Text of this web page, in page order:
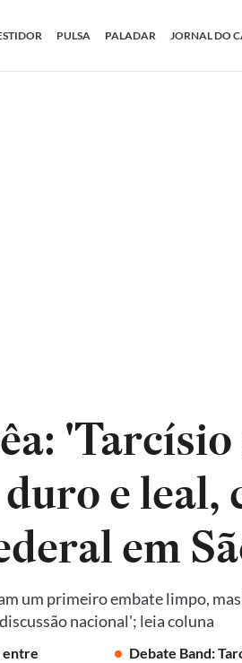
PULSA PALADAR JORNAL DO
'Tarcísio
e leal,
em
um primeiro embate limpo,
nacional'; leia coluna
entre
Debate Band: